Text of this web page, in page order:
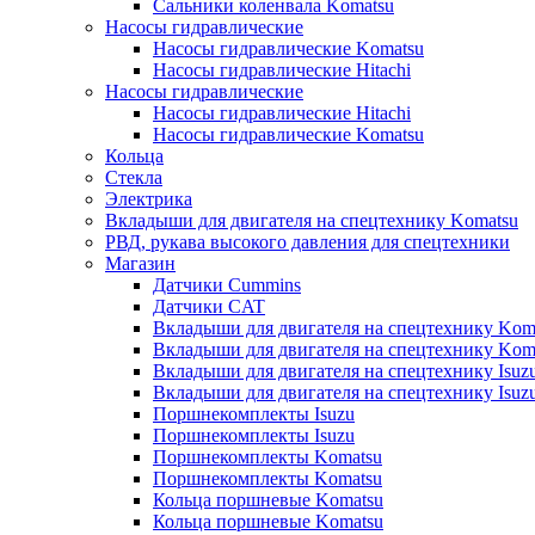
Сальники коленвала Komatsu
Насосы гидравлические
Насосы гидравлические Komatsu
Насосы гидравлические Hitachi
Насосы гидравлические
Насосы гидравлические Hitachi
Насосы гидравлические Komatsu
Кольца
Стекла
Электрика
Вкладыши для двигателя на спецтехнику Komatsu
РВД, рукава высокого давления для спецтехники
Магазин
Датчики Cummins
Датчики CAT
Вкладыши для двигателя на спецтехнику
Вкладыши для двигателя на спецтехнику
Вкладыши для двигателя на спецтехнику
Вкладыши для двигателя на спецтехнику
Поршнекомплекты Isuzu
Поршнекомплекты Isuzu
Поршнекомплекты Komatsu
Поршнекомплекты Komatsu
Кольца поршневые Komatsu
Кольца поршневые Komatsu